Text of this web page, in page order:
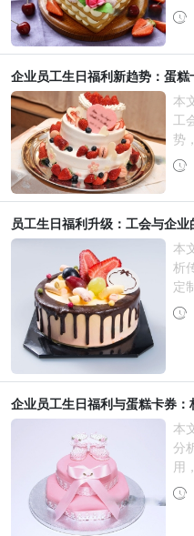
企业员工生日福利新趋势：蛋
本
工
势
员工生日福利升级：工会与企
本
析
定
企业员工生日福利与蛋糕卡券
本
分
用